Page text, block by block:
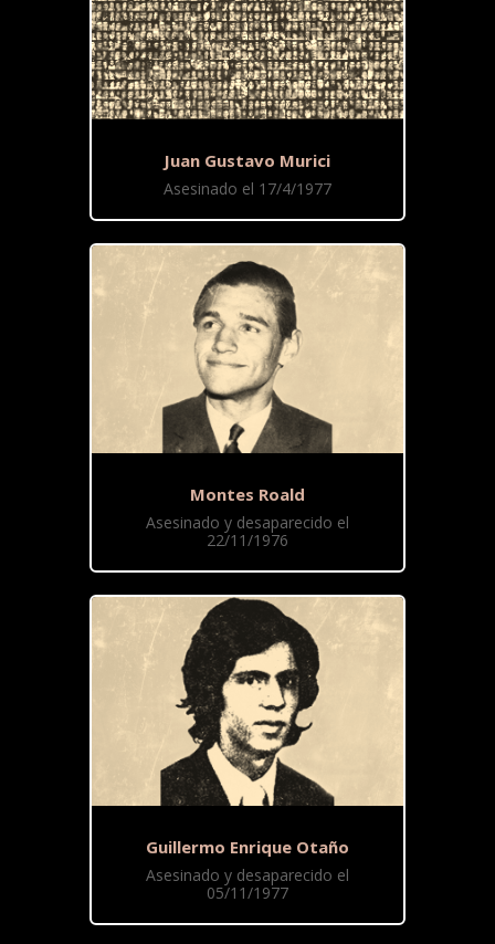
Juan Gustavo Murici
Asesinado el 17/4/1977
Montes Roald
Asesinado y desaparecido el
22/11/1976
Guillermo Enrique Otaño
Asesinado y desaparecido el
05/11/1977